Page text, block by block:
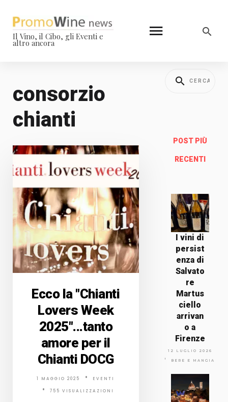
Il Vino, il Cibo, gli Eventi e
altro ancora
consorzio
chianti
Ecco la "Chianti
Lovers Week
2025"...tanto
amore per il
Chianti DOCG
1 MAGGIO 2025 EVENTI
755 VISUALIZZAZIONI
POST PIÙ
RECENTI
I vini di
persist
enza di
Salvato
re
Martus
ciello
arrivan
o a
Firenze
12 LUGLIO 2026
BERE E MANGIARE